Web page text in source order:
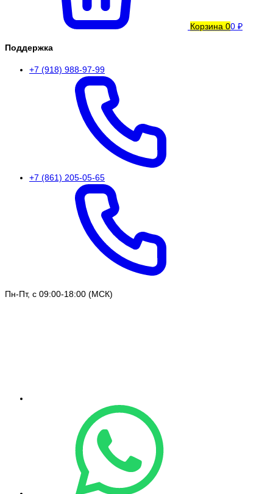
Корзина 00 ₽
Поддержка
+7 (918) 988-97-99
+7 (861) 205-05-65
Пн-Пт, с 09:00-18:00 (МСК)